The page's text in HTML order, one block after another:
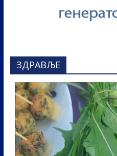
ЗДРАВЉЕ